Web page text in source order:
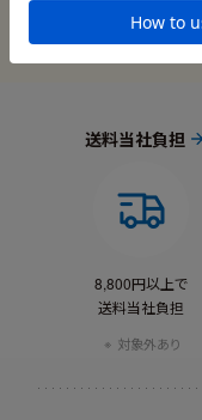
送料当社負担
8,800円以上で
送料当社負担
対象外あり